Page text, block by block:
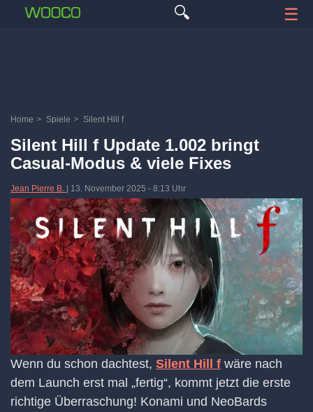
🔍 ☰
Home > Spiele > Silent Hill f
Silent Hill f Update 1.002 bringt
Casual-Modus & viele Fixes
Jean Pierre B. 13. November 2025 - 8:13 Uhr
Wenn du schon dachtest, Silent Hill f wäre nach
dem Launch erst mal „fertig“, kommt jetzt die erste
richtige Überraschung! Konami und NeoBards